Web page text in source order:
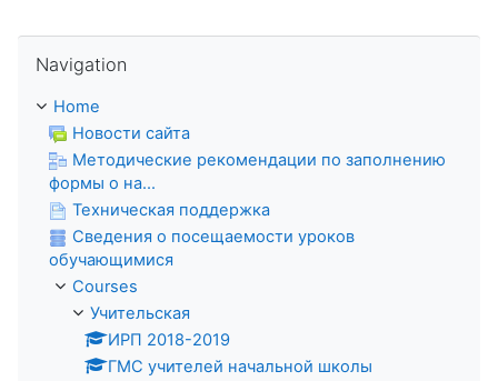
Navigation
Home
Новости сайта
Методические рекомендации по заполнению
формы о на...
Техническая поддержка
Сведения о посещаемости уроков
обучающимися
Courses
Учительская
ИРП 2018-2019
ГМС учителей начальной школы